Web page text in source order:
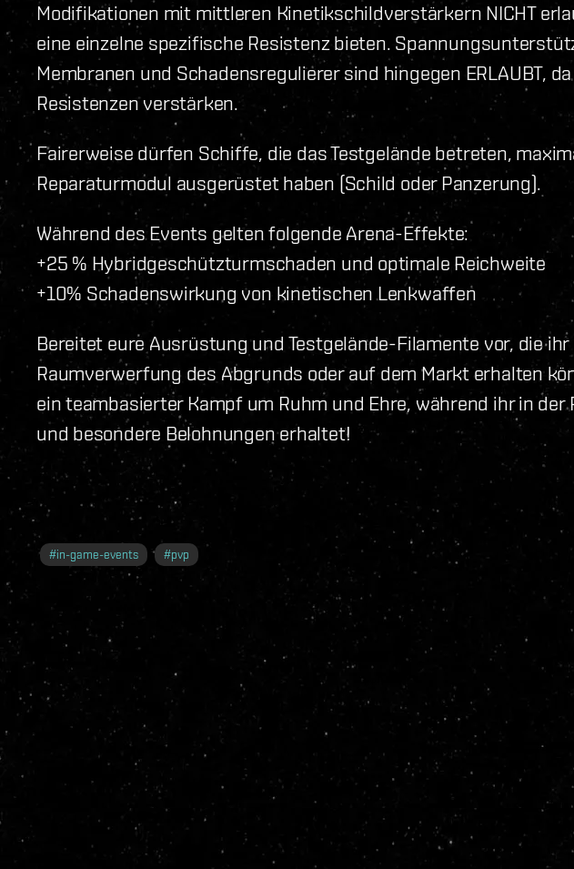
Modifikationen mit mittleren Kinetikschildverstärkern NICHT
eine einzelne spezifische Resistenz bieten.
Membranen und Schadensregulierer sind hingegen ERLAUBT,
Resistenzen verstärken.
Fairerweise dürfen Schiffe, die das Testgelände betreten,
Reparaturmodul ausgerüstet haben (Schild oder Panzerung).
Während des Events gelten folgende Arena-Effekte:
+25 % Hybridgeschützturmschaden und optimale Reichweite
+10% Schadenswirkung von kinetischen Lenkwaffen
Bereitet eure Ausrüstung und Testgelände-Filamente vor, die ihr
Raumverwerfung des Abgrunds oder auf dem Markt erhalten
ein teambasierter Kampf um Ruhm und Ehre, während ihr in
und besondere Belohnungen erhaltet!
#in-game-events #pvp